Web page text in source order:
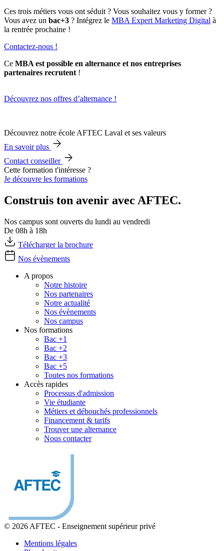
Ces trois métiers vous ont séduit ? Vous souhaitez vous y former ?
Vous avez un bac+3 ? Intégrez le MBA Expert Marketing Digital à
la rentrée prochaine !
Contactez-nous !
Ce MBA est possible en alternance et nos entreprises
partenaires recrutent !
Découvrez nos offres d’alternance !
Découvrez notre école AFTEC Laval et ses valeurs
En savoir plus
Contact conseiller
Cette formation t'intéresse ?
Je découvre les formations
Construis ton avenir avec AFTEC.
Nos campus sont ouverts du lundi au vendredi
De 08h à 18h
Télécharger la brochure
Nos évènements
A propos
Notre histoire
Nos partenaires
Notre actualité
Nos évènements
Nos campus
Nos formations
Bac +1
Bac +2
Bac +3
Bac +5
Toutes nos formations
Accès rapides
Processus d'admission
Vie étudiante
Métiers et débouchés professionnels
Financement & tarifs
Trouver une alternance
Nous contacter
© 2026 AFTEC - Enseignement supérieur privé
Mentions légales